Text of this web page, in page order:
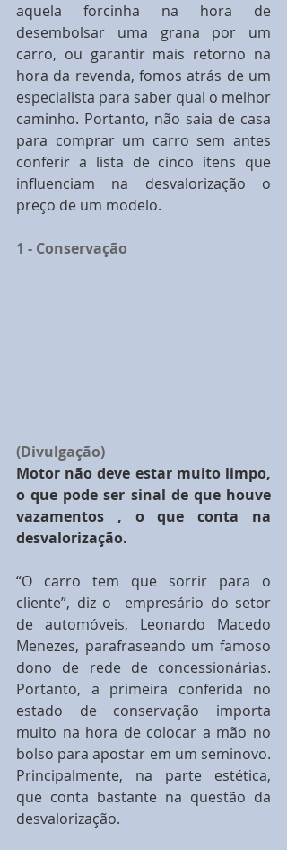
aquela forcinha na hora de
desembolsar uma grana por um
carro, ou garantir mais retorno na
hora da revenda, fomos atrás de um
especialista para saber qual o melhor
caminho. Portanto, não saia de casa
para comprar um carro sem antes
conferir a lista de cinco ítens que
influenciam na desvalorização o
preço de um modelo.
1 - Conservação
(Divulgação)
Motor não deve estar muito limpo,
o que pode ser sinal de que houve
vazamentos , o que conta na
desvalorização.
“O carro tem que sorrir para o
cliente”, diz o  empresário do setor
de automóveis, Leonardo Macedo
Menezes, parafraseando um famoso
dono de rede de concessionárias.
Portanto, a primeira conferida no
estado de conservação importa
muito na hora de colocar a mão no
bolso para apostar em um seminovo.
Principalmente, na parte estética,
que conta bastante na questão da
desvalorização.